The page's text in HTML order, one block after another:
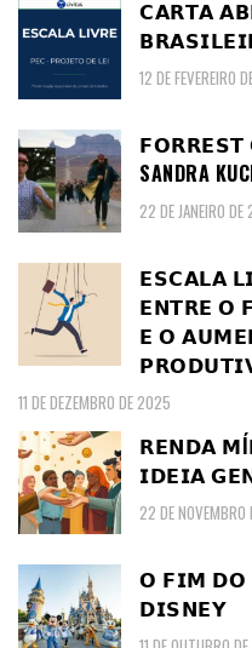
𝗖𝗔𝗥𝗧𝗔
12 DE FEVEREIRO
𝗙𝗢𝗥𝗥𝗘𝗦𝗧
SANDRA
22 DE JANEIRO
𝗘𝗦𝗖𝗔𝗟𝗔
𝗘𝗡𝗧𝗥𝗘 𝗢
𝗘 𝗢
11 DE DEZEMBRO DE 2025
𝗥𝗘𝗡𝗗𝗔
𝗜𝗗𝗘𝗜𝗔
22 DE
𝗢 𝗙𝗜𝗠 𝗗𝗢
𝗗𝗜𝗦𝗡𝗘𝗬